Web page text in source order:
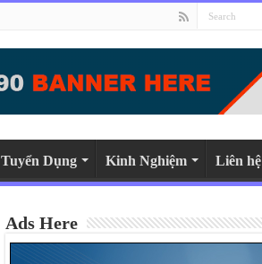
Tuyển Dụng Kinh Nghiệm Liên hệ
Ads Here